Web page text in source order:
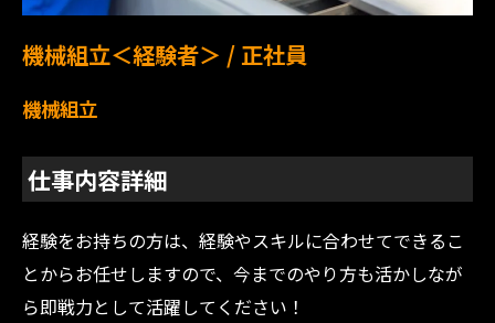
機械組立＜経験者＞ / 正社員
機械組立
仕事内容詳細
経験をお持ちの方は、経験やスキルに合わせてできるこ
とからお任せしますので、今までのやり方も活かしなが
ら即戦力として活躍してください！